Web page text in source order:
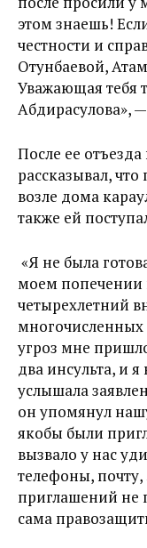
этом знаешь!
честности и
Отунбаевой,
Уважающая тебя
Абдирасулова», —
После ее
рассказывал,
возле дома
также ей
«Я не была
моем попечении
четырехлетний
угроз мне
два инсульта, и
услышала
он упомянул
якобы были
вызвало у нас
телефоны,
приглашений не
сама